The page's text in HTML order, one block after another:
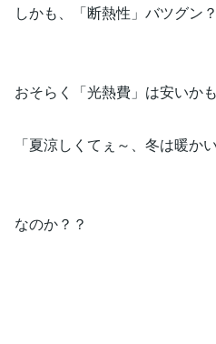
しかも、「断熱性」バツグン
おそらく「光熱費」は安いか
「夏涼しくてぇ～、冬は暖か
なのか？？